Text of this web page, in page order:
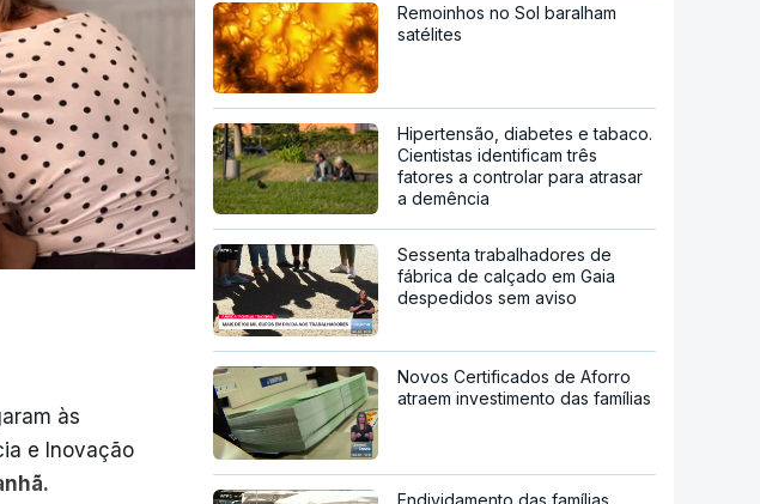
às
e Inovação
Remoinhos no Sol baralham
satélites
Hipertensão, diabetes e tabaco.
Cientistas identificam três
fatores a controlar para atrasar
a demência
Sessenta trabalhadores de
fábrica de calçado em Gaia
despedidos sem aviso
Novos Certificados de Aforro
atraem investimento das famílias
Endividamento das famílias